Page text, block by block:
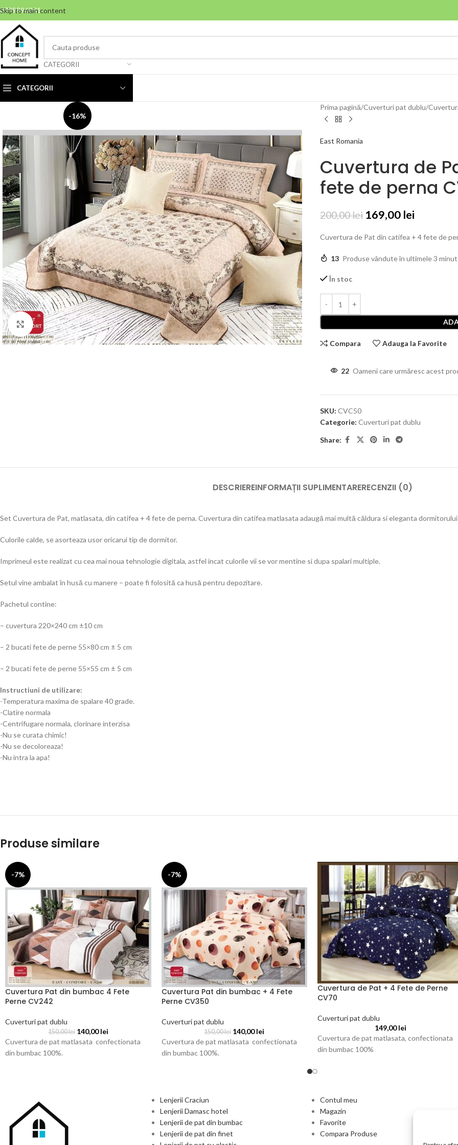
Skip to main content
0799996381
CATEGORII
CATEGORII
-16%
Click to enlarge
Prima pagină Cuverturi pat dublu
East Romania
Cuvertura de
fete de perna
200,00lei 169,00 lei
Cuvertura de Pat din catifea + 4 fete de
13 Produse vândute în ultimele 3
În stoc
Compara Adauga la Favorite
22 Oameni care urmăresc acest
SKU: CVC50
Categorie: Cuverturi pat dublu
Share:
DESCRIEREINFORMAȚII SUPLIMENTARERECENZII (0)
Set Cuvertura de Pat, matlasata, din catifea + 4 fete de perna. Cuvertura din catifea matlasata adaugă mai multă căldura si eleganta
Culorile calde, se asorteaza usor oricarui tip de dormitor.
Imprimeul este realizat cu cea mai noua tehnologie digitala, astfel incat culorile vii se vor mentine si dupa spalari multiple.
Setul vine ambalat în husă cu manere – poate fi folosită ca husă pentru depozitare.
Pachetul contine:
– cuvertura 220×240 cm ±10 cm
– 2 bucati fete de perne 55×80 cm ± 5 cm
– 2 bucati fete de perne 55×55 cm ± 5 cm
Instructiuni de utilizare:
-Temperatura maxima de spalare 40 grade.
-Clatire normala
-Centrifugare normala, clorinare interzisa
-Nu se curata chimic!
-Nu se decoloreaza!
-Nu intra la apa!
Produse similare
-7%
Cuvertura Pat din bumbac 4 Fete
Perne CV242
Cuverturi pat dublu
150,00lei 140,00lei
Cuvertura de pat matlasata confectionata
din bumbac 100%.
-7%
Cuvertura Pat din bumbac + 4 Fete
Perne CV350
Cuverturi pat dublu
150,00lei 140,00lei
Cuvertura de pat matlasata confectionata
din bumbac 100%.
Cuvertura de Pat + 4 Fete de Perne
CV70
Cuverturi pat dublu
149,00lei
Cuvertura de pat matlasata, confectionata
din bumbac 100%
Lenjerii Craciun
Lenjerii Damasc hotel
Lenjerii de pat din bumbac
Lenjerii de pat din finet
Contul meu
Magazin
Favorite
Compara Produse